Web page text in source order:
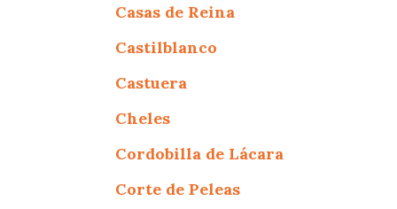
Casas de Reina
Castilblanco
Castuera
Cheles
Cordobilla de Lácara
Corte de Peleas